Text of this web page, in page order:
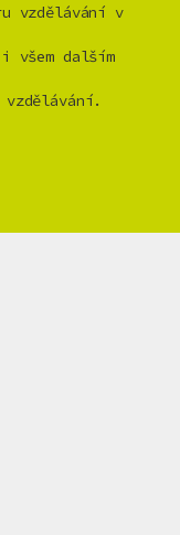
vzdělávání v
všem dalším